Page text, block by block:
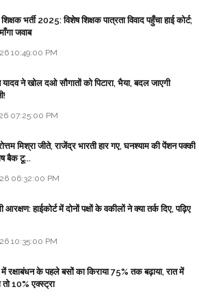
भर्ती 2025: विशेष शिक्षक पात्रता विवाद पहुँचा हाई कोर्ट;
जवाब
10:49:00 PM
यादव ने खोल दओ सौगातों को पिटारा, भैया, बदल जाएगी
07:25:00 PM
मिश्रा जीते, राजेंद्र भारती हार गए, घनश्याम की पेंशन पक्की
बैक टू...
06:32:00 PM
हाईकोर्ट में दोनों पक्षों के वकीलों ने क्या तर्क दिए, पढ़िए
10:35:00 PM
रक्षाबंधन के पहले बसों का किराया 75% तक बढ़ाया, रात में
10% एक्स्ट्रा